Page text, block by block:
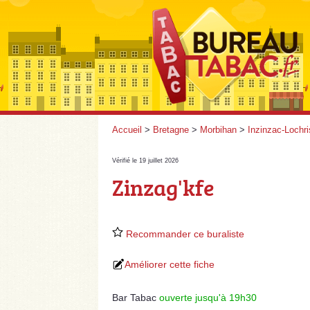
Accueil > Bretagne > Morbihan > Inzinzac-
Vérifié le 19 juillet 2026
Zinzag'kfe
Recommander ce buraliste
Améliorer cette fiche
Bar Tabac ouverte jusqu'à 19h30